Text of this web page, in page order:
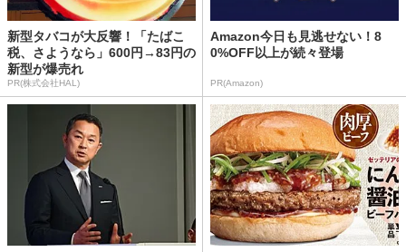
新型タバコが大反響！「たばこ
税、さようなら」600円→83円の
新型が爆売れ
PR(株式会社HAL)
Amazon今日も見逃せない！8
0%OFF以上が続々登場
PR(Amazon)